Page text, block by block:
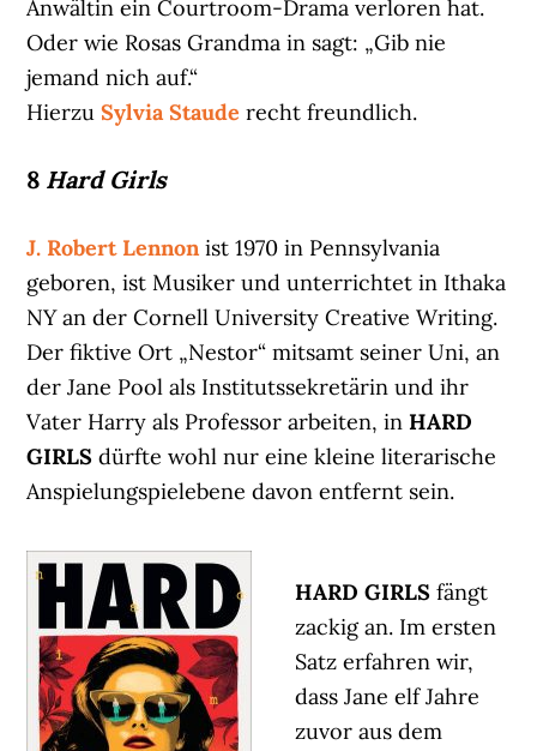
Anwältin ein Courtroom-Drama verloren hat.
Oder wie Rosas Grandma in sagt: „Gib nie
jemand nich auf.“
HierzuSylvia Staude recht freundlich.
8 Hard Girls
J. Robert Lennon ist 1970 in Pennsylvania
geboren, ist Musiker und unterrichtet in Ithaka
NY an der Cornell University Creative Writing.
Der fiktive Ort „Nestor“ mitsamt seiner Uni, an
der Jane Pool als Institutssekretärin und ihr
Vater Harry als Professor arbeiten, inHARD
GIRLSdürfte wohl nur eine kleine literarische
Anspielungspielebene davon entfernt sein.
HARD GIRLS fängt
zackig an. Im ersten
Satz erfahren wir,
dass Jane elf Jahre
zuvor aus dem